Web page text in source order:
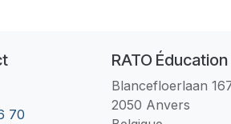
70
RATO Éducation
Blancefloerlaan
2050 Anvers